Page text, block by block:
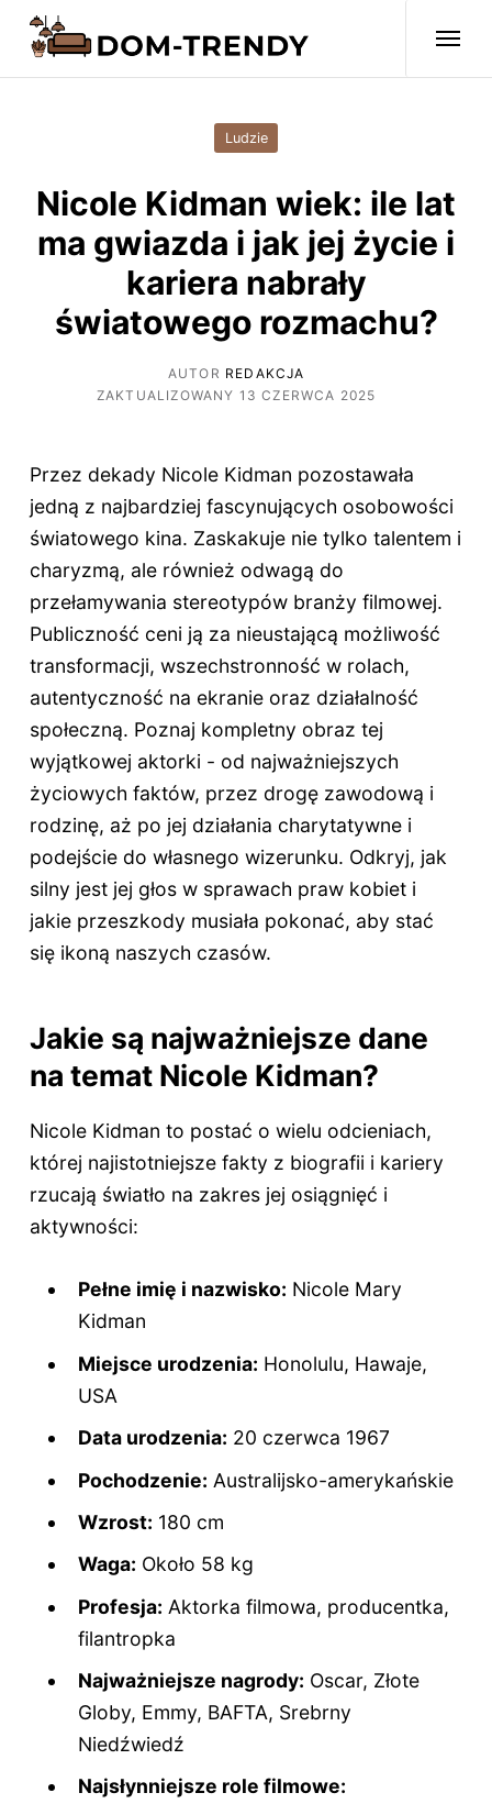
Ludzie
Nicole Kidman wiek: ile lat
ma gwiazda i jak jej życie i
kariera nabrały
światowego rozmachu?
AUTOR REDAKCJA
ZAKTUALIZOWANY 13 CZERWCA 2025
Przez dekady Nicole Kidman pozostawała
jedną z najbardziej fascynujących osobowości
światowego kina. Zaskakuje nie tylko talentem i
charyzmą, ale również odwagą do
przełamywania stereotypów branży filmowej.
Publiczność ceni ją za nieustającą możliwość
transformacji, wszechstronność w rolach,
autentyczność na ekranie oraz działalność
społeczną. Poznaj kompletny obraz tej
wyjątkowej aktorki - od najważniejszych
życiowych faktów, przez drogę zawodową i
rodzinę, aż po jej działania charytatywne i
podejście do własnego wizerunku. Odkryj, jak
silny jest jej głos w sprawach praw kobiet i
jakie przeszkody musiała pokonać, aby stać
się ikoną naszych czasów.
Jakie są najważniejsze dane
na temat Nicole Kidman?
Nicole Kidman to postać o wielu odcieniach,
której najistotniejsze fakty z biografii i kariery
rzucają światło na zakres jej osiągnięć i
aktywności:
Pełne imię i nazwisko: Nicole Mary
Kidman
Miejsce urodzenia: Honolulu, Hawaje,
USA
Data urodzenia: 20 czerwca 1967
Pochodzenie: Australijsko-amerykańskie
Wzrost: 180 cm
Waga: Około 58 kg
Profesja: Aktorka filmowa, producentka,
filantropka
Najważniejsze nagrody: Oscar, Złote
Globy, Emmy, BAFTA, Srebrny
Niedźwiedź
Najsłynniejsze role filmowe: